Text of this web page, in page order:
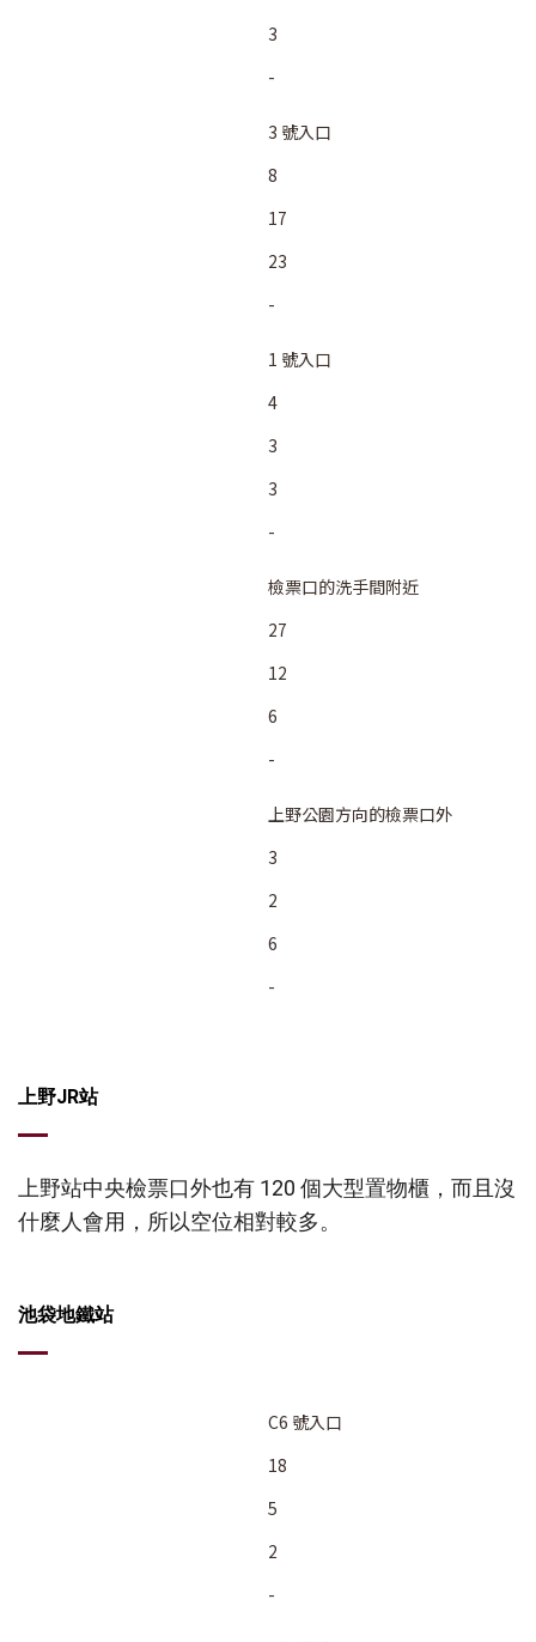
3
-
3 號入口
8
17
23
-
1 號入口
4
3
3
-
檢票口的洗手間附近
27
12
6
-
上野公園方向的檢票口外
3
2
6
-
上野JR站
上野站中央檢票口外也有 120 個大型置物櫃，而且沒
什麼人會用，所以空位相對較多。
池袋地鐵站
C6 號入口
18
5
2
-